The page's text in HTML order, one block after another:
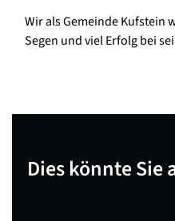
Wir als Gemeinde Kufstein
Segen und viel Erfolg bei
Dies könnte Sie